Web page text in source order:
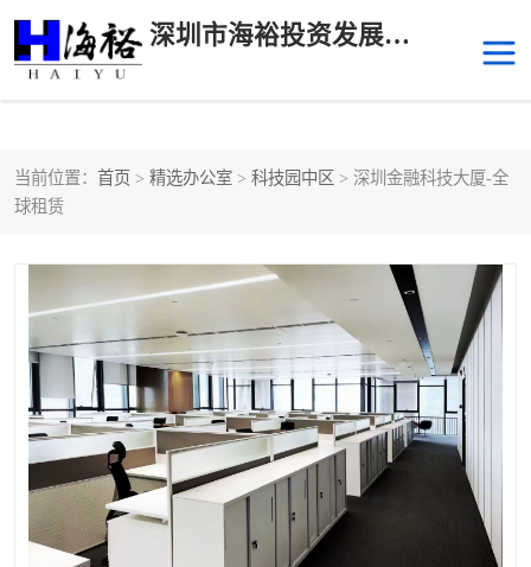
深圳市海裕投资发展有限公司
当前位置： 首页 > 精选办公室 > 科技园中区 > 深圳金融科技大厦-全
球租赁
后海
科技园中区 南山华侨城
前海 深圳湾科技生态园
福田中心区写字楼租赁 宝安中心区
深圳宝安 福田车公庙
罗湖水贝 南山南油
龙华 罗湖区